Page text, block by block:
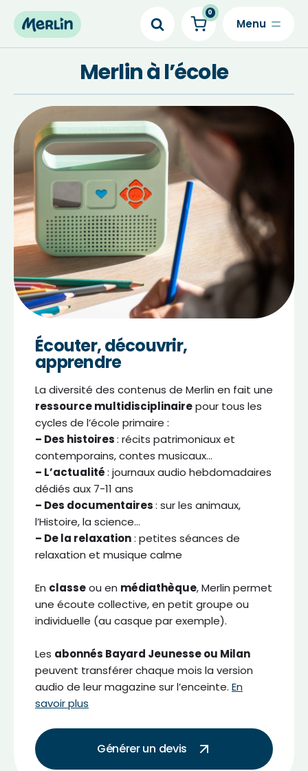
Skip
0
Merlin à l’école
Écouter, découvrir,
apprendre
La diversité des contenus de Merlin en fait une
ressource multidisciplinairepour tous les
cycles de l’école primaire :
– Des histoires: récits patrimoniaux et
contemporains, contes musicaux…
– L’actualité: journaux audio hebdomadaires
dédiés aux 7-11 ans
– Des documentaires: sur les animaux,
l’Histoire, la science…
– De la relaxation: petites séances de
relaxation et musique calme
En classeou en médiathèque, Merlin permet
une écoute collective, en petit groupe ou
individuelle (au casque par exemple).
Les abonnés Bayard Jeunesse ou Milan
peuvent transférer chaque mois la version
audio de leur magazine sur l’enceinte. En
savoir plus
Générer un devis